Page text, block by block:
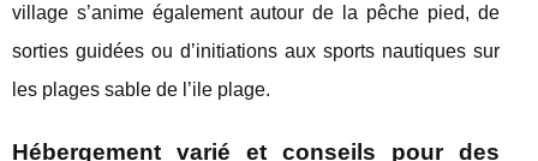
village s’anime également autour de la pêche pied, de
sorties guidées ou d’initiations aux sports nautiques sur
les plages sable de l’ile plage.
Hébergement varié et conseils pour des